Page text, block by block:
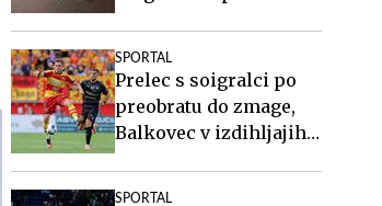
SPORTAL
Prelec s soigralci po
preobratu do zmage,
Balkovec v izdihljajih
SPORTAL